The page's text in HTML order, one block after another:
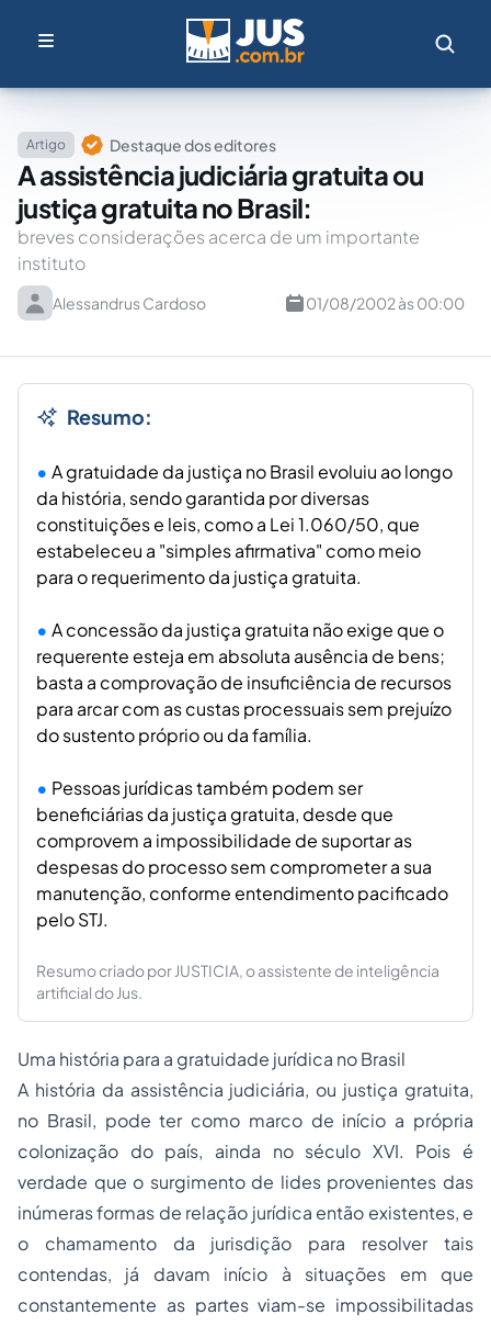
Artigo Destaque dos editores
A assistência judiciária gratuita ou
justiça gratuita no Brasil:
breves considerações acerca de um importante
instituto
Alessandrus Cardoso 01/08/2002 às 00:00
Resumo:
A gratuidade da justiça no Brasil evoluiu ao longo
da história, sendo garantida por diversas
constituições e leis, como a Lei 1.060/50, que
estabeleceu a "simples afirmativa" como meio
para o requerimento da justiça gratuita.
A concessão da justiça gratuita não exige que o
requerente esteja em absoluta ausência de bens;
basta a comprovação de insuficiência de recursos
para arcar com as custas processuais sem prejuízo
do sustento próprio ou da família.
Pessoas jurídicas também podem ser
beneficiárias da justiça gratuita, desde que
comprovem a impossibilidade de suportar as
despesas do processo sem comprometer a sua
manutenção, conforme entendimento pacificado
pelo STJ.
Resumo criado por JUSTICIA, o assistente de inteligência
artificial do Jus.
Uma história para a gratuidade jurídica no Brasil
A história da assistência judiciária, ou justiça gratuita,
no Brasil, pode ter como marco de início a própria
colonização do país, ainda no século XVI. Pois é
verdade que o surgimento de lides provenientes das
inúmeras formas de relação jurídica então existentes, e
o chamamento da jurisdição para resolver tais
contendas, já davam início à situações em que
constantemente as partes viam-se impossibilitadas